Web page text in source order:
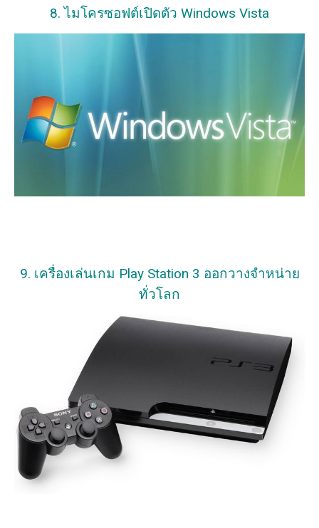
8. ไมโครซอฟต์เปิดตัว Windows Vista
9. เครื่องเล่นเกม Play Station 3 ออกวางจำหน่าย
ทั่วโลก